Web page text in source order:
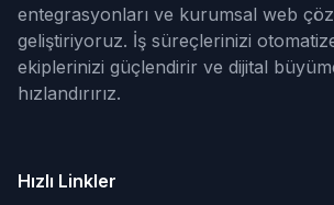
entegrasyonları ve kurumsal web
geliştiriyoruz. İş süreçlerinizi
ekiplerinizi güçlendirir ve dijital
hızlandırırız.
Hızlı Linkler